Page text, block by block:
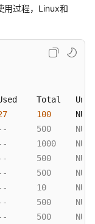
过程，Linux和
100